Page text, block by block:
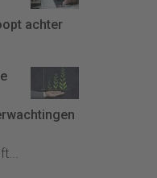
achter